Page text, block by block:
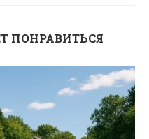
ПОНРАВИТЬСЯ